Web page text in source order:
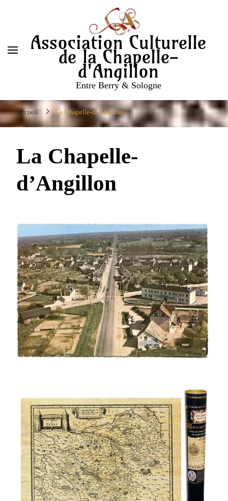
Association Culturelle
de la Chapelle-
d'Angillon
Entre Berry & Sologne
Accueil La Chapelle-d’Angillon
La Chapelle-
d’Angillon